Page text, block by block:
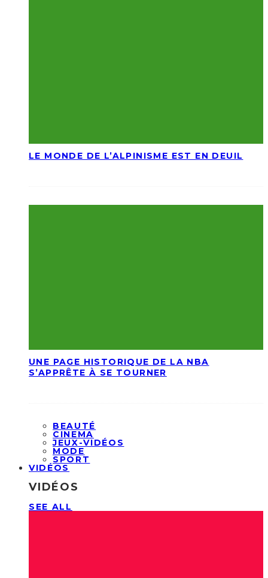
LE MONDE DE L’ALPINISME EST EN DEUIL
UNE PAGE HISTORIQUE DE LA NBA
S’APPRÊTE À SE TOURNER
BEAUTÉ
CINEMA
JEUX-VIDÉOS
MODE
SPORT
VIDÉOS
VIDÉOS
SEE ALL